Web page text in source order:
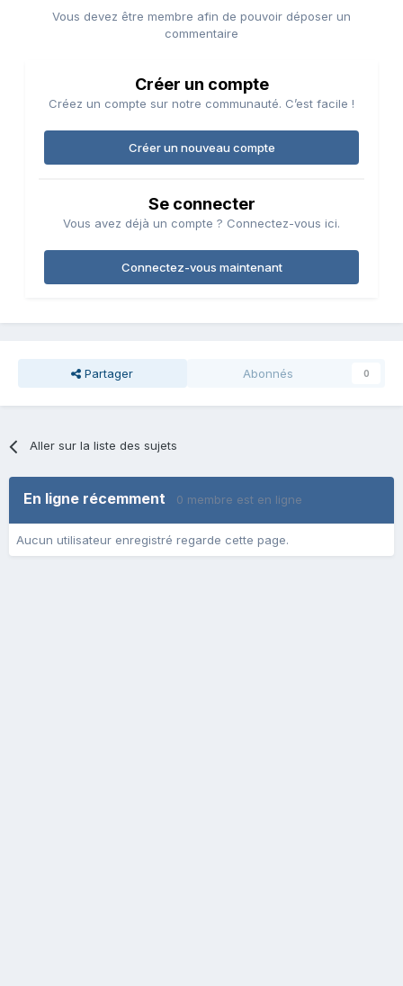
Vous devez être membre afin de pouvoir déposer un
commentaire
Créer un compte
Créez un compte sur notre communauté. C’est facile !
Créer un nouveau compte
Se connecter
Vous avez déjà un compte ? Connectez-vous ici.
Connectez-vous maintenant
Partager Abonnés 0
Aller sur la liste des sujets
En ligne récemment 0 membre est en ligne
Aucun utilisateur enregistré regarde cette page.